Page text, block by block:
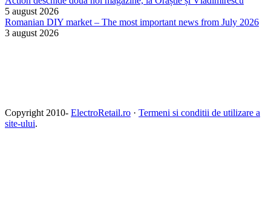
5 august 2026
Romanian DIY market – The most important news from July 2026
3 august 2026
Copyright 2010- ElectroRetail.ro · Termeni si conditii de utilizare a
site-ului.